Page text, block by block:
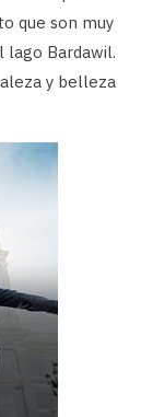
que son muy
lago Bardawil.
y belleza